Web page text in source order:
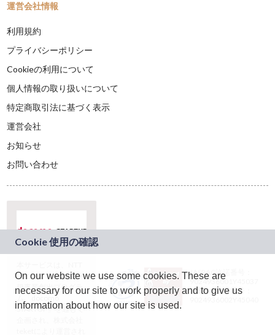
運営会社情報
利用規約
プライバシーポリシー
Cookieの利用について
個人情報の取り扱いについて
特定商取引法に基づく表示
運営会社
お知らせ
お問い合わせ
ドコモグループの新
規事業創出プログラ
ム「docomo
STARTUP」を通じて
JASRAC許諾番号：
9024936001Y45037
JASRAC許諾番号：
On our website we use some cookies. These are
necessary for our site to work properly and to give us
information about how our site is used.